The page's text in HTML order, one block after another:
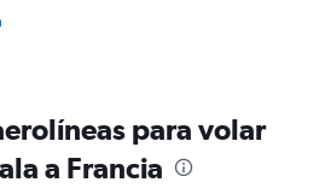
para volar
a Francia